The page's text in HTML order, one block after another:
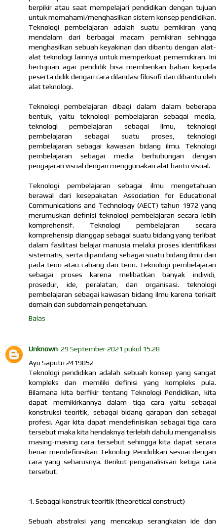
berpikir atau saat mempelajari pendidikan dengan tujuan
untuk memahami/menghasilkan sistem konsep pendidikan.
Teknologi pembelajaran adalah suatu pemikiran yang
mendalam dari berbagai macam pemikiran sehingga
menghasilkan sebuah keyakinan dan dibantu dengan alat-
alat teknologi lainnya untuk memperkuat pememikiran. Ini
bertujuan agar pendidik bisa memberikan bahan kepada
peserta didik dengan cara dilandasi filosofi dan dibantu oleh
alat teknologi.
Teknologi pembelajaran dibagi dalam dalam beberapa
bentuk, yaitu teknologi pembelajaran sebagai media,
teknologi pembelajaran sebagai ilmu, teknologi
pembelajaran sebagai suatu proses, teknologi
pembelajaran sebagai kawasan bidang ilmu. Teknologi
pembelajaran sebagai media berhubungan dengan
pengajaran visual dengan menggunakan alat bantu visual.
Teknologi pembelajaran sebagai ilmu mengetahuan
berawal dari kesepakatan Association for Educational
Communications and Technology (AECT) tahun 1972 yang
merumuskan definisi teknologi pembelajaran secara lebih
komprehensif. Teknologi pembelajaran secara
komprehensip dianggap sebagai suatu bidang yang terlibat
dalam fasilitasi belajar manusia melalui proses identifikasi
sistematis, serta dipandang sebagai suatu bidang ilmu dari
pada teori atau cabang dari teori. Teknologi pembelajaran
sebagai proses karena melibatkan banyak individi,
prosedur, ide, peralatan, dan organisasi. teknologi
pembelajaran sebagai kawasan bidang ilmu karena terkait
domain dan subdomain pengetahuan.
Balas
Unknown 29 September 2021 pukul 15.28
Ayu Saputri 2419052
Teknologi pendidikan adalah sebuah konsep yang sangat
kompleks dan memiliki definisi yang kompleks pula.
Bilamana kita berfikir tentang Teknologi Pendidikan, kita
dapat memikirkannya dalam tiga cara yaitu sebagai
konstruksi teoritik, sebagai bidang garapan dan sebagai
profesi. Agar kita dapat mendefinisikan sebagai tiga cara
tersebut maka kita hendaknya terlebih dahulu menganalisis
masing-masing cara tersebut sehingga kita dapat secara
benar mendefinisikan Teknologi Pendidikan sesuai dengan
cara yang seharusnya. Berikut penganalisisan ketiga cara
tersebut.
1. Sebagai konstruk teoritik (theoretical construct)
Sebuah abstraksi yang mencakup serangkaian ide dan